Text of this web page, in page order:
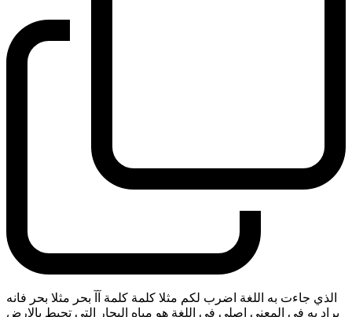
الذي جاءت به اللغة اضرب لكم مثلا كلمة كلمة آآ بحر مثلا بحر فانه
يراد به في المعنى اصلي في اللغة هو مياه البحار التي تحيط بالارض